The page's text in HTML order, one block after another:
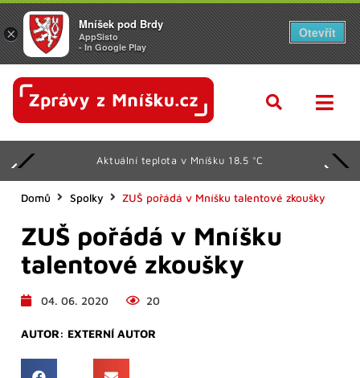
Aktuální teplota v Mníšku 18.5 °C
Domů Spolky ZUŠ pořádá v Mníšku talentové zkoušky
ZUŠ pořádá v Mníšku
talentové zkoušky
04. 06. 2020 20
AUTOR: EXTERNÍ AUTOR
×
Mníšek pod Brdy
AppSisto
- In Google Play
Otevřít